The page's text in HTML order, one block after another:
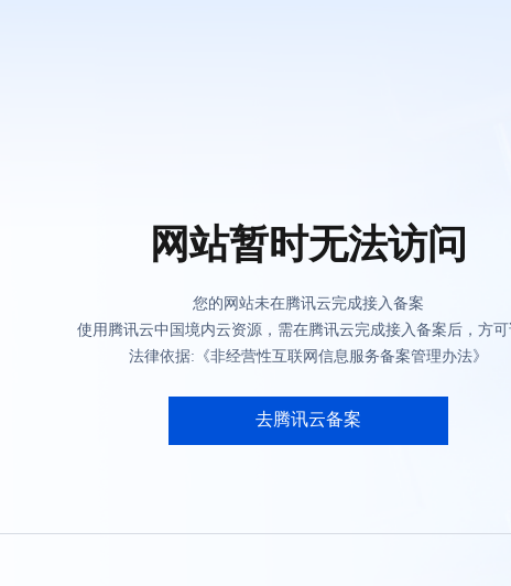
网站暂时无法访问
您的网站未在腾讯云完成接入备案
使用腾讯云中国境内云资源，需在腾讯云完成接入备案后，方
法律依据:《非经营性互联网信息服务备案管理办法》
去腾讯云备案